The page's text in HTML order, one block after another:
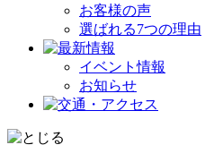
お客様の声
選ばれる7つの理由
イベント情報
お知らせ